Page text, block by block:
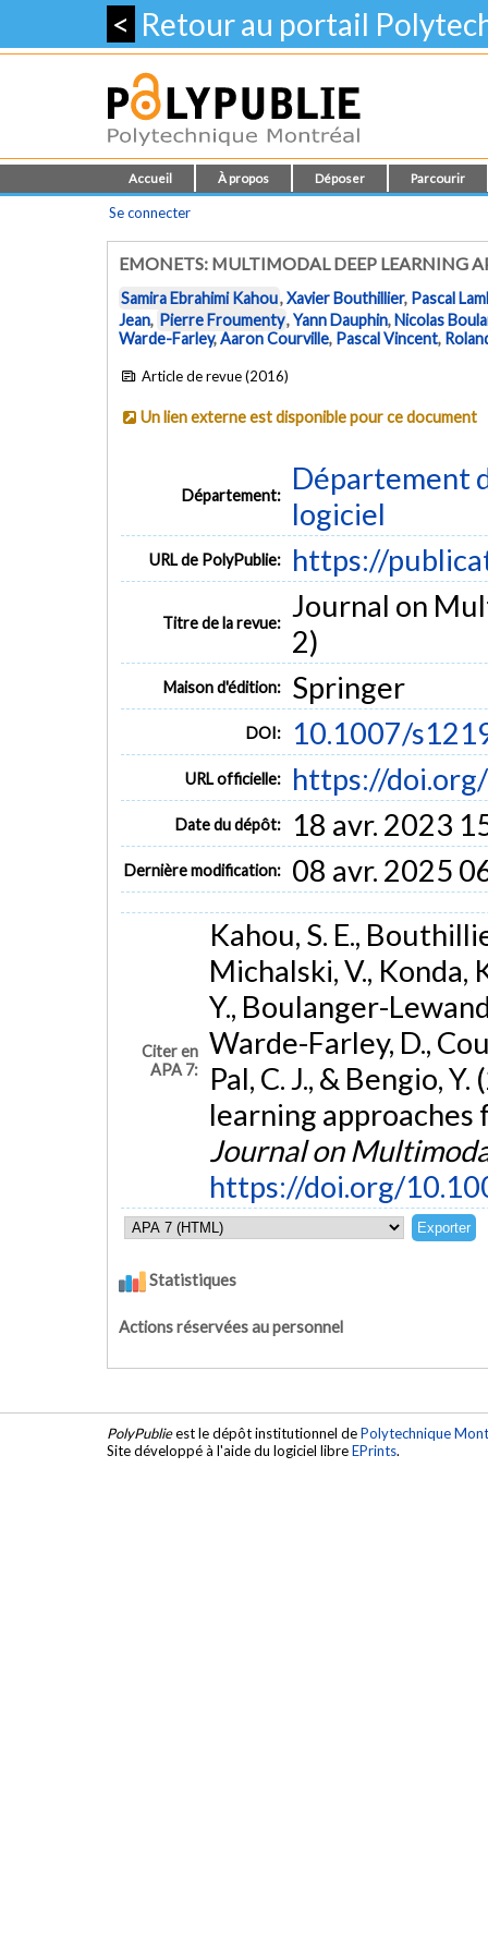
< Retour au portail
Accueil À propos Déposer Parcourir
Se connecter
EMONETS: MULTIMODAL DEEP LEARNING
Samira Ebrahimi Kahou,Xavier Bouthillier, Pascal
Jean, Pierre Froumenty,Yann Dauphin,Nicolas
Warde-Farley,Aaron Courville, Pascal Vincent,
Article de revue (2016)
Un lien externe est disponible pour ce document
Département:
Département
logiciel
URL de PolyPublie: https://
Titre de la revue: Journal on
2)
Maison d'édition: Springer
DOI: 10.1007/
URL officielle: https://
Date du dépôt: 18 avr. 2023
Dernière modification: 08 avr. 2025
Citer en
APA 7:
Kahou, S. E.,
Michalski, V., Konda,
Y., Boulanger-
Warde-Farley, D.,
Pal, C. J., & Bengio,
learning
Journal on
https://doi.org/
Statistiques
Actions réservées au personnel
PolyPublieest le dépôt institutionnel dePolytechnique
Site développé à l'aide du logiciel libreEPrints.